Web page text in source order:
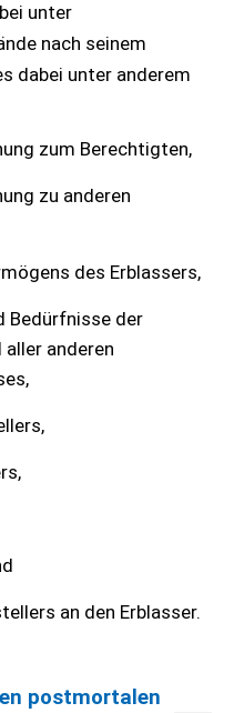
unter
nach seinem
dabei unter anderem
zum Berechtigten,
zu anderen
des Erblassers,
Bedürfnisse der
anderen
an den Erblasser.
postmortalen